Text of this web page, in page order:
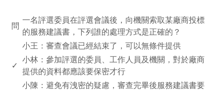
問
一名評選委員在評選會議後，向機關索取某廠商投標
的服務建議書，下列誰的處理方式是正確的？
小王：審查會議已經結束了，可以無條件提供
✓
小林：參加評選的委員、工作人員及機關，對於廠商
提供的資料都應該要保密才行
小陳：避免有洩密的疑慮，審查完畢後服務建議書要